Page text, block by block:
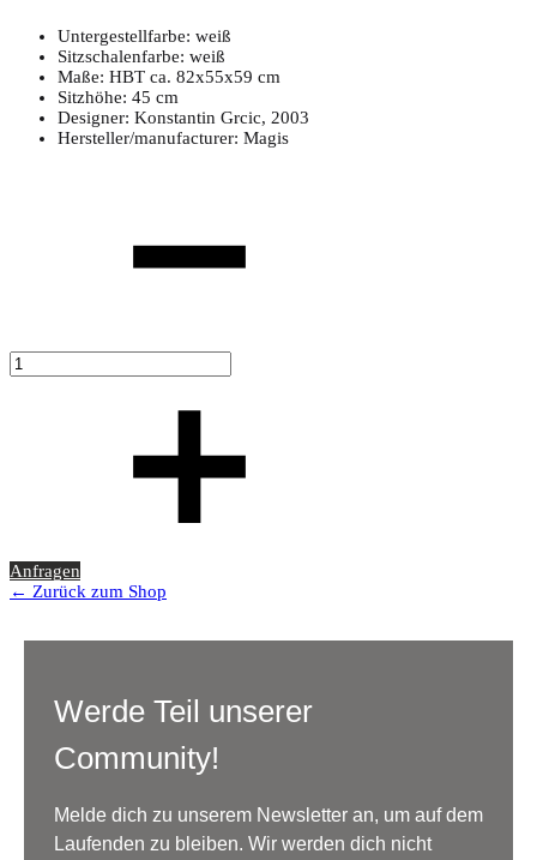
Untergestellfarbe: weiß
Sitzschalenfarbe: weiß
Maße: HBT ca. 82x55x59 cm
Sitzhöhe: 45 cm
Designer: Konstantin Grcic, 2003
Hersteller/manufacturer: Magis
Anfragen
← Zurück zum Shop
Werde Teil unserer
Community!
Melde dich zu unserem Newsletter an, um auf dem
Laufenden zu bleiben. Wir werden dich nicht